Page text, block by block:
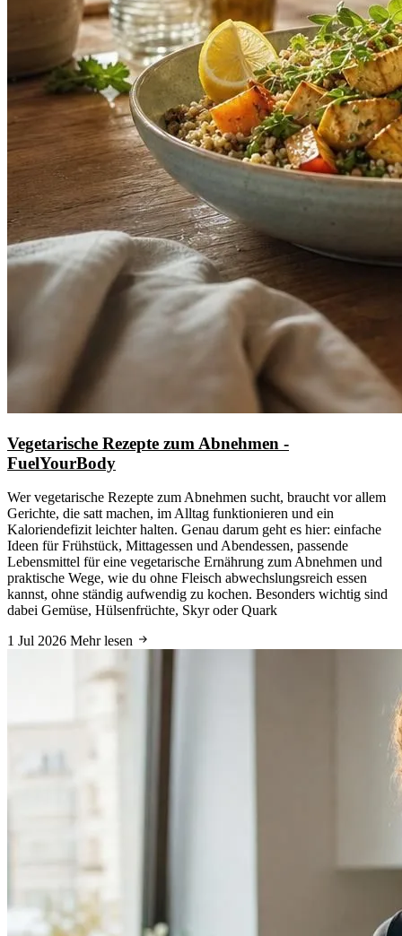
Vegetarische Rezepte zum Abnehmen -
FuelYourBody
Wer vegetarische Rezepte zum Abnehmen sucht, braucht vor allem
Gerichte, die satt machen, im Alltag funktionieren und ein
Kaloriendefizit leichter halten. Genau darum geht es hier: einfache
Ideen für Frühstück, Mittagessen und Abendessen, passende
Lebensmittel für eine vegetarische Ernährung zum Abnehmen und
praktische Wege, wie du ohne Fleisch abwechslungsreich essen
kannst, ohne ständig aufwendig zu kochen. Besonders wichtig sind
dabei Gemüse, Hülsenfrüchte, Skyr oder Quark
1 Jul 2026 Mehr lesen